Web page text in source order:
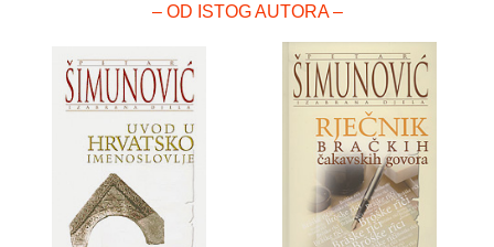
– OD ISTOG AUTORA –